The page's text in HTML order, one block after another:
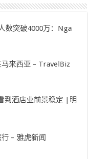
数突破4000万：Nga
来西亚 – TravelBiz
到酒店业前景稳定 |明
– 雅虎新闻